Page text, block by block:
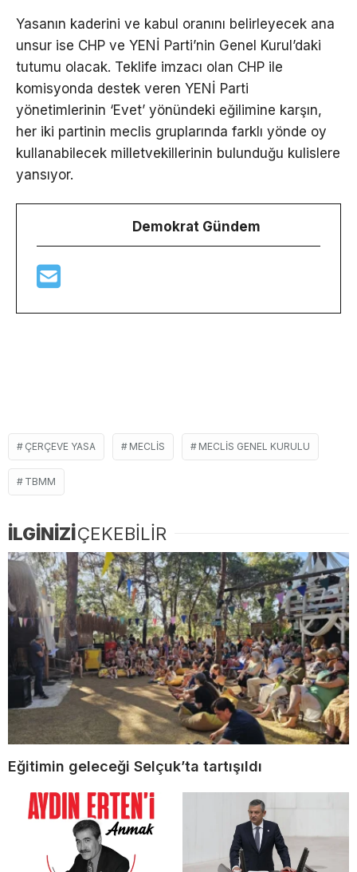
Yasanın kaderini ve kabul oranını belirleyecek ana
unsur ise CHP ve YENİ Parti’nin Genel Kurul’daki
tutumu olacak. Teklife imzacı olan CHP ile
komisyonda destek veren YENİ Parti
yönetimlerinin ‘Evet’ yönündeki eğilimine karşın,
her iki partinin meclis gruplarında farklı yönde oy
kullanabilecek milletvekillerinin bulunduğu kulislere
yansıyor.
Demokrat Gündem
ÇERÇEVE YASA MECLIS MECLIS GENEL KURULU
TBMM
İLGİNİZİÇEKEBİLİR
Eğitimin geleceği Selçuk’ta tartışıldı